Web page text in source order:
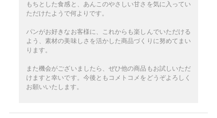
もちとした食感と、あんこのやさしい甘さを気に入ってい
ただけたようで何よりです。
パンがお好きなお客様に、これからも楽しんでいただける
よう、素材の美味しさを活かした商品づくりに努めてまい
ります。
また機会がございましたら、ぜひ他の商品もお試しいただ
けますと幸いです。今後ともコメトコメをどうぞよろしく
お願いいたします。